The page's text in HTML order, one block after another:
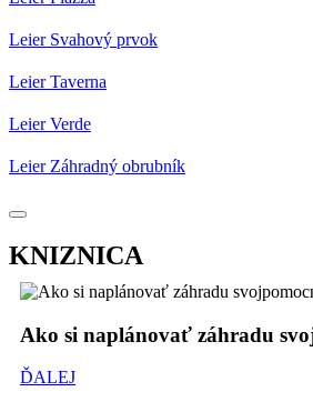
Leier Svahový prvok
Leier Taverna
Leier Verde
Leier Záhradný obrubník
KNIZNICA
Ako si naplánovať záhradu
ĎALEJ